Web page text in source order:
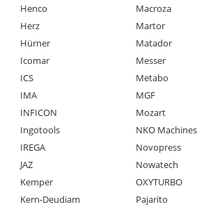
Henco
Herz
Hürner
Icomar
ICS
IMA
INFICON
Ingotools
IREGA
JAZ
Kemper
Kern-Deudiam
Macroza
Martor
Matador
Messer
Metabo
MGF
Mozart
NKO Machines
Novopress
Nowatech
OXYTURBO
Pajarito